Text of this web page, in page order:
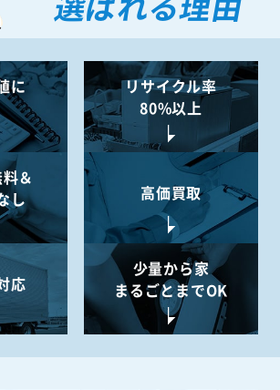
に
リサイクル率
80%以上
＆
し
高価買取
応
少量から家
まるごとまでOK